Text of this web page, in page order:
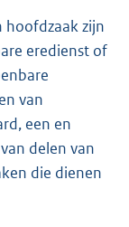
hoofdzaak zijn
eredienst of
van
een en
delen van
die dienen